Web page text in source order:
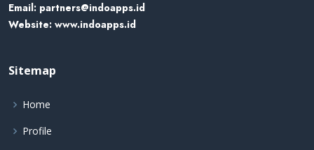
Email: partners@indoapps.id
Website: www.indoapps.id
Sitemap
Home
Profile